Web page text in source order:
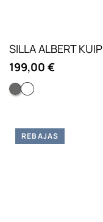
SILLA ALBERT KUIP
199,00 €
Gris claro
Blanca
REBAJAS